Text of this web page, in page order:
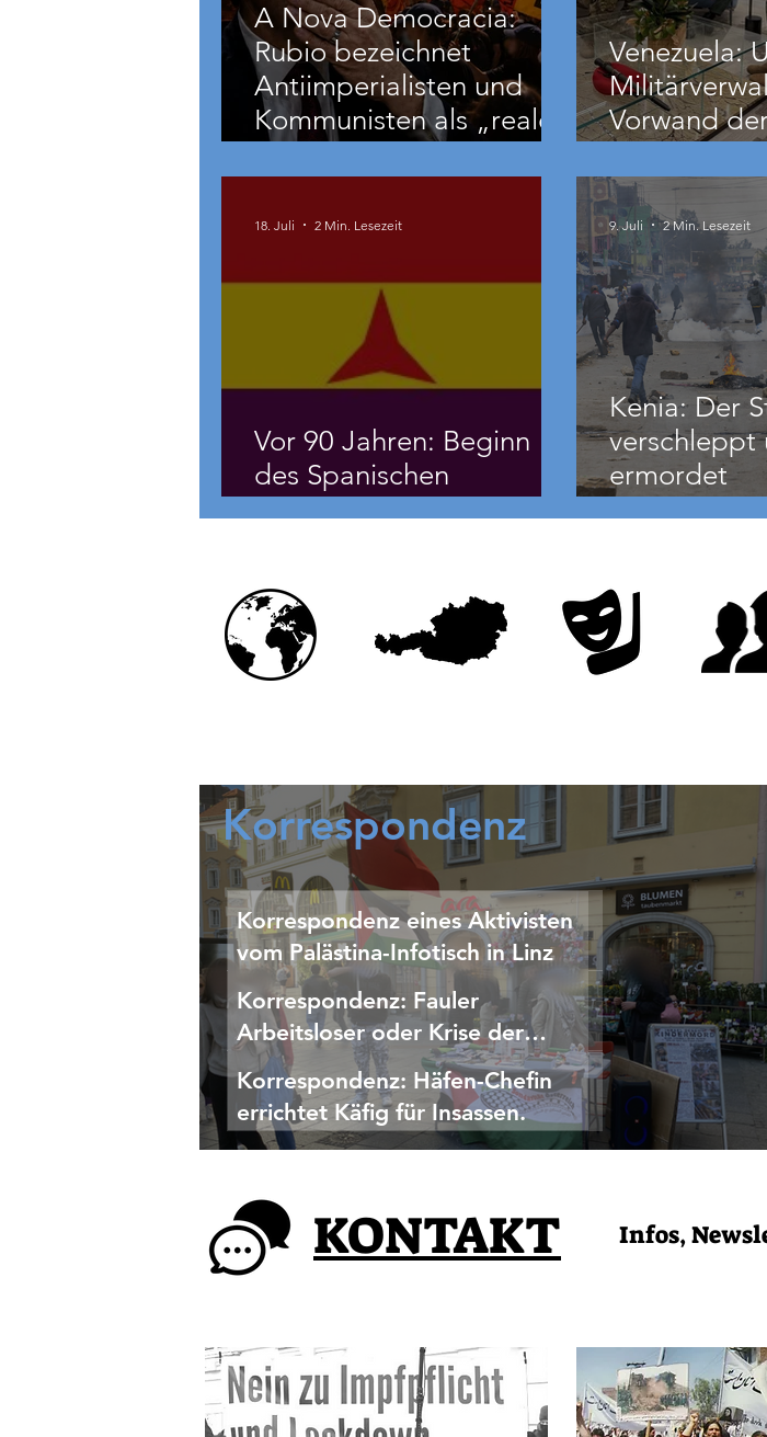
A Nova Democracia:
Rubio bezeichnet
Antiimperialisten und
Kommunisten als „reale
grenzüberschreitende
Bedrohung“
Venezuela:
Vorwand
Vor 90 Jahren: Beginn
des Spanischen
18. Juli 2 Min. Lesezeit
Kenia: Der
verschleppt
ermordet
9. Juli 2 Min. Lesezeit
Korrespondenz
Korrespondenz eines Aktivisten
vom Palästina-Infotisch in Linz
Korrespondenz: Fauler
Arbeitsloser oder Krise der
Industrie?
Korrespondenz: Häfen-Chefin
errichtet Käfig für Insassen.
Infos,
KONTAKT